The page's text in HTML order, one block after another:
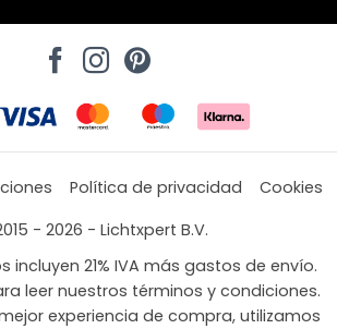
Política de privacidad
Cookies
- 2026 - Lichtxpert B.V.
incluyen 21% IVA más gastos de envío.
leer nuestros términos y condiciones.
experiencia de compra, utilizamos